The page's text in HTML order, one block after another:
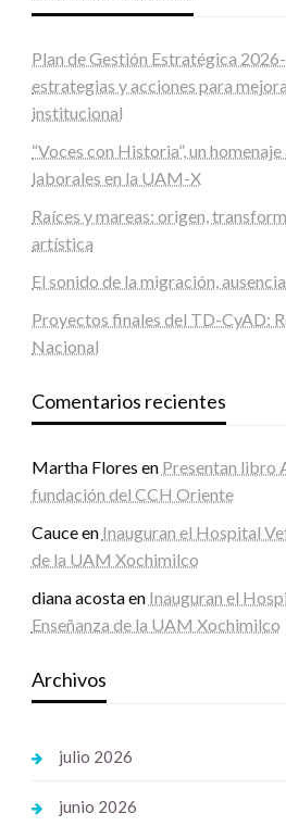
Plan de Gestión Estratégica
estrategias y acciones para
institucional
“Voces con Historia”, un
laborales en la UAM-X
Raíces y mareas: origen,
artística
El sonido de la migración,
Proyectos finales del TD-CyAD:
Nacional
Comentarios recientes
Martha Flores en Presentan libro
fundación del CCH Oriente
Cauceen Inauguran el Hospital
de la UAM Xochimilco
diana acostaen Inauguran el
Enseñanza de la UAM Xochimilco
Archivos
julio 2026
junio 2026